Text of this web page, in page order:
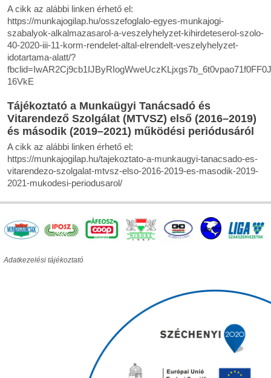
A cikk az alábbi linken érhető el:
https://munkajogilap.hu/osszefoglalo-egyes-munkajogi-
szabalyok-alkalmazasarol-a-veszelyhelyzet-kihirdeteserol-szolo-
40-2020-iii-11-korm-rendelet-altal-elrendelt-veszelyhelyzet-
idotartama-alatt/?
16VkE
Tájékoztató a Munkaügyi Tanácsadó és
Vitarendező Szolgálat (MTVSZ) első (2016–2019)
és második (2019–2021) működési periódusáról
A cikk az alábbi linken érhető el:
https://munkajogilap.hu/tajekoztato-a-munkaugyi-tanacsado-es-
vitarendezo-szolgalat-mtvsz-elso-2016-2019-es-masodik-2019-
2021-mukodesi-periodusarol/
Adatkezelési tájékoztató